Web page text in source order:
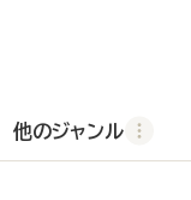
他のジャンル